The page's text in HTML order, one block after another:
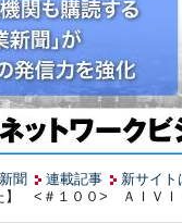
聞 連載記事
新サイト
】 <＃１００> ＡＩＶＩ